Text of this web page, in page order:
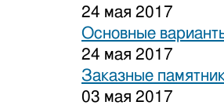
24 мая 2017
Основные
24 мая 2017
Заказные
03 мая 2017